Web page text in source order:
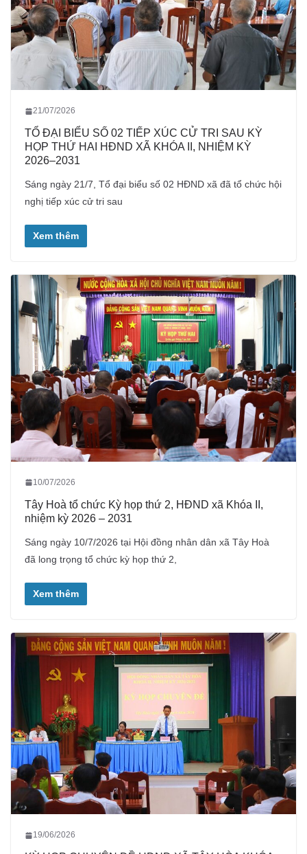
21/07/2026
TỔ ĐẠI BIỂU SỐ 02 TIẾP XÚC CỬ TRI SAU KỲ
HỌP THỨ HAI HĐND XÃ KHÓA II, NHIỆM KỲ
2026–2031
Sáng ngày 21/7, Tổ đại biểu số 02 HĐND xã đã tổ chức hội
nghị tiếp xúc cử tri sau
Xem thêm
10/07/2026
Tây Hoà tổ chức Kỳ họp thứ 2, HĐND xã Khóa II,
nhiệm kỳ 2026 – 2031
Sáng ngày 10/7/2026 tại Hội đồng nhân dân xã Tây Hoà
đã long trọng tổ chức kỳ họp thứ 2,
Xem thêm
19/06/2026